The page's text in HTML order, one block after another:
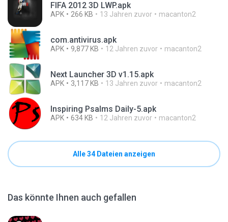
FIFA 2012 3D LWP.apk
APK 266 KB 13 Jahren zuvor macanton2
com.antivirus.apk
APK 9,877 KB 12 Jahren zuvor macanton2
Next Launcher 3D v1.15.apk
APK 3,117 KB 13 Jahren zuvor macanton2
Inspiring Psalms Daily-5.apk
APK 634 KB 12 Jahren zuvor macanton2
Alle 34 Dateien anzeigen
Das könnte Ihnen auch gefallen